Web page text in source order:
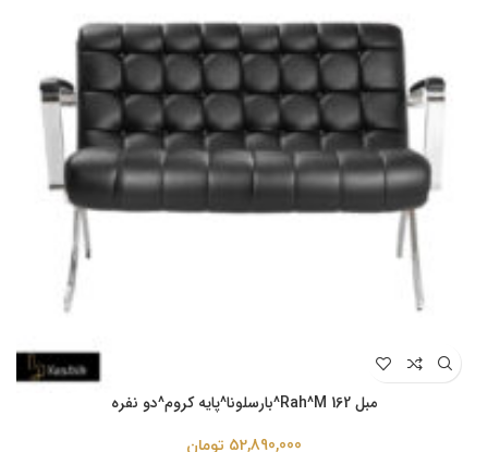
مبل Rah^M 162^بارسلونا^پایه کروم^دو نفره
52,890,000 تومان